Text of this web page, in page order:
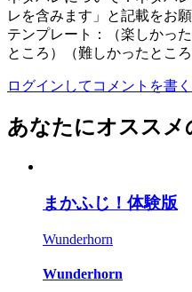
レを含みます」と記載をお願
テンプレート：（楽しかっ
ところ）（難しかったとこ
ログインしてコメントを書く
あなたにオススメ
まかふじ！体験版
Wunderhorn
Wunderhorn